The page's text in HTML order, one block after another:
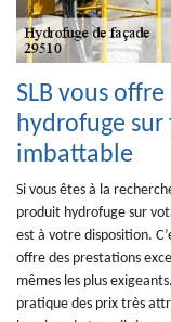
SLB vous
hydrofuge sur
imbattable
Si vous êtes à la
produit hydrofuge sur
est à votre disposition.
offre des prestations
mêmes les plus
pratique des prix très